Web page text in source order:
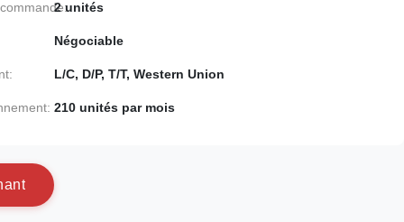
2 unités
Négociable
L/C, D/P, T/T, Western Union
210 unités par mois
ant